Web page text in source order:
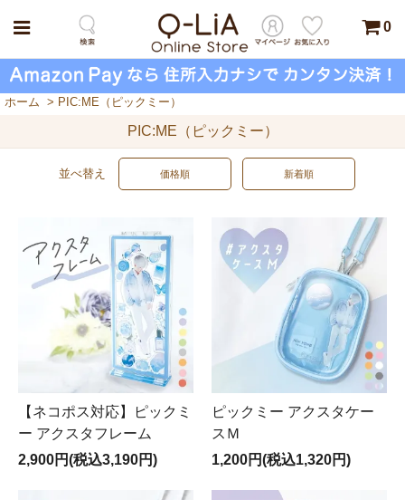
0
ホーム > PIC:ME（ピックミー）
PIC:ME（ピックミー）
並べ替え 価格順 新着順
【ネコポス対応】ピックミ
ー アクスタフレーム
2,900円(税込3,190円)
ピックミー アクスタケー
スＭ
1,200円(税込1,320円)